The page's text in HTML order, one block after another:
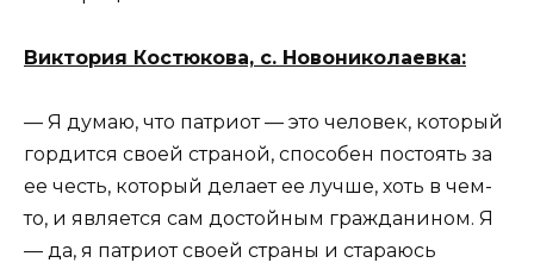
Виктория Костюкова, с. Новониколаевка:
— Я думаю, что патриот — это человек, который
гордится своей страной, способен постоять за
ее честь, который делает ее лучше, хоть в чем-
то, и является сам достойным гражданином. Я
— да, я патриот своей страны и стараюсь